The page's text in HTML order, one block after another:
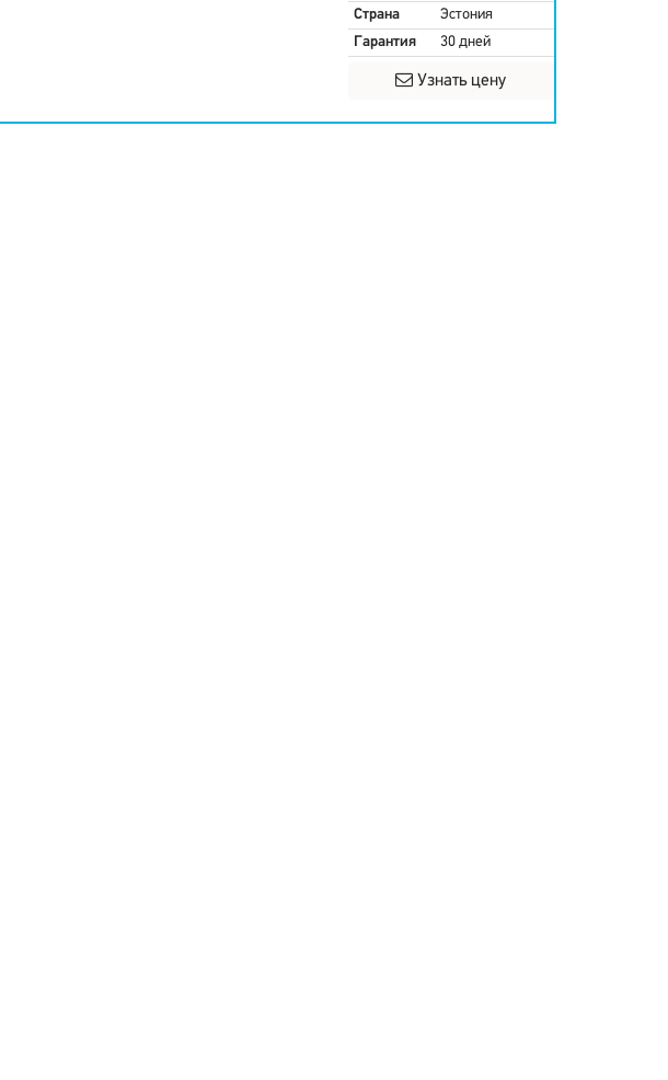
Страна
Эстония
Гарантия
30 дней
Узнать цену